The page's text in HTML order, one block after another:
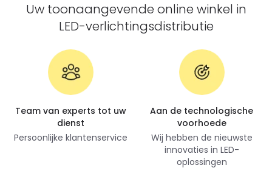
Uw toonaangevende online winkel in
LED-verlichtingsdistributie
Team van experts tot uw
dienst
Persoonlijke klantenservice
Aan de technologische
voorhoede
Wij hebben de nieuwste
innovaties in LED-
oplossingen